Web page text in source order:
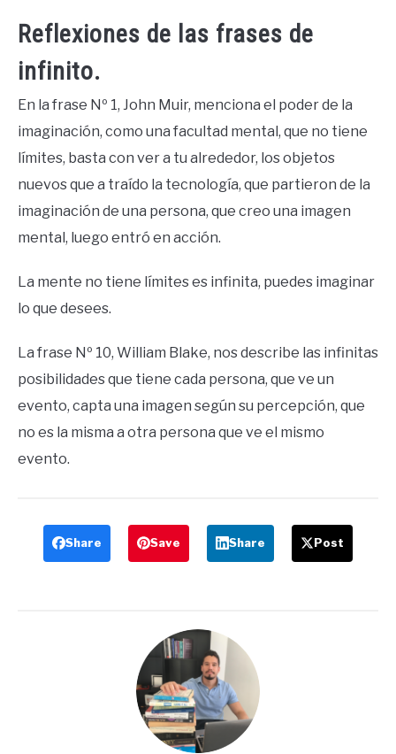
Reflexiones de las frases de
infinito.
En la frase Nº 1, John Muir, menciona el poder de la
imaginación, como una facultad mental, que no tiene
límites, basta con ver a tu alrededor, los objetos
nuevos que a traído la tecnología, que partieron de la
imaginación de una persona, que creo una imagen
mental, luego entró en acción.
La mente no tiene límites es infinita, puedes imaginar
lo que desees.
La frase Nº 10, William Blake, nos describe las infinitas
posibilidades que tiene cada persona, que ve un
evento, capta una imagen según su percepción, que
no es la misma a otra persona que ve el mismo
evento.
Share Save Share Post